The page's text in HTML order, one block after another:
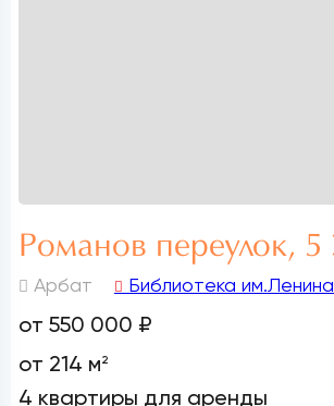
Романов переулок, 5
Арбат Библиотека им.Ленина
от 550 000 ₽
от 214 м 2
4 квартиры для аренды